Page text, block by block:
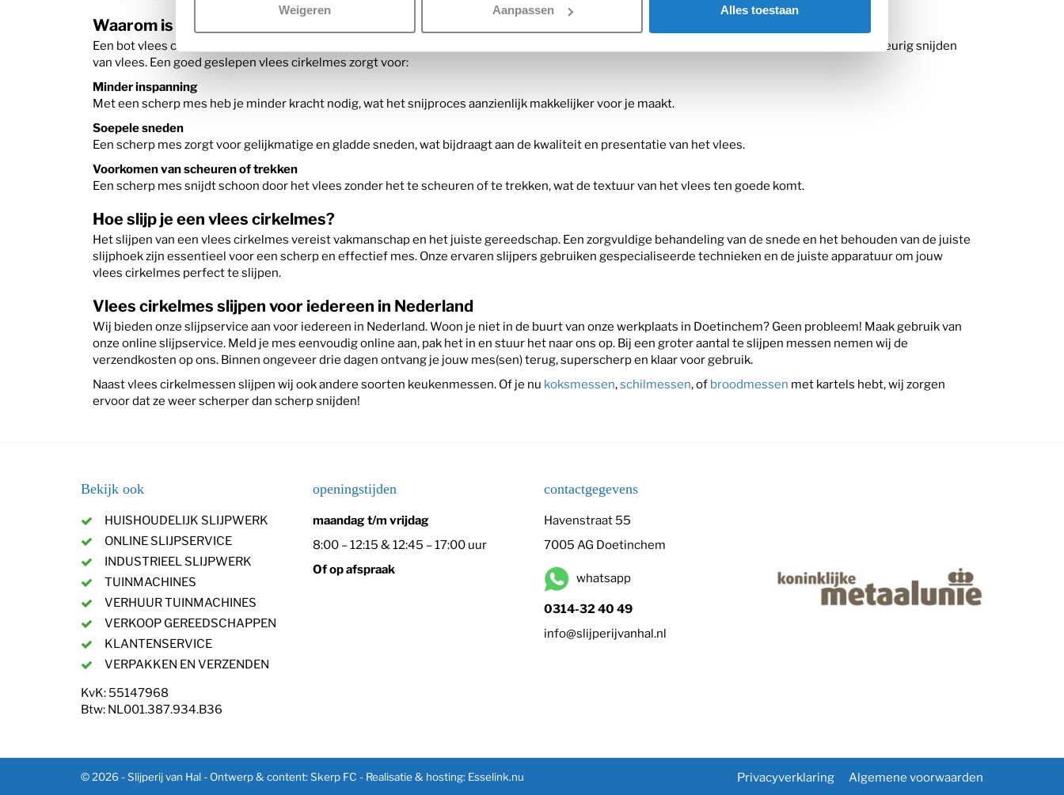
Weigeren Aanpassen Alles toestaan
Waarom is je vlees cirkelmes slijpen belangrijk?
Een bot vlees cirkelmes kan de efficiëntie en kwaliteit van je werk in de keuken beïnvloeden. Een scherp mes is cruciaal voor het snel en nauwkeurig snijden
van vlees. Een goed geslepen vlees cirkelmes zorgt voor:
Minder inspanning
Met een scherp mes heb je minder kracht nodig, wat het snijproces aanzienlijk makkelijker voor je maakt.
Soepele sneden
Een scherp mes zorgt voor gelijkmatige en gladde sneden, wat bijdraagt aan de kwaliteit en presentatie van het vlees.
Voorkomen van scheuren of trekken
Een scherp mes snijdt schoon door het vlees zonder het te scheuren of te trekken, wat de textuur van het vlees ten goede komt.
Hoe slijp je een vlees cirkelmes?
Het slijpen van een vlees cirkelmes vereist vakmanschap en het juiste gereedschap. Een zorgvuldige behandeling van de snede en het behouden van de juiste
slijphoek zijn essentieel voor een scherp en effectief mes. Onze ervaren slijpers gebruiken gespecialiseerde technieken en de juiste apparatuur om jouw
vlees cirkelmes perfect te slijpen.
Vlees cirkelmes slijpen voor iedereen in Nederland
Wij bieden onze slijpservice aan voor iedereen in Nederland. Woon je niet in de buurt van onze werkplaats in Doetinchem? Geen probleem! Maak gebruik van
onze online slijpservice. Meld je mes eenvoudig online aan, pak het in en stuur het naar ons op. Bij een groter aantal te slijpen messen nemen wij de
verzendkosten op ons. Binnen ongeveer drie dagen ontvang je jouw mes(sen) terug, superscherp en klaar voor gebruik.
Naast vlees cirkelmessen slijpen wij ook andere soorten keukenmessen. Of je nu koksmessen,schilmessen, of broodmessen met kartels hebt, wij zorgen
ervoor dat ze weer scherper dan scherp snijden!
Bekijk ook
HUISHOUDELIJK SLIJPWERK
ONLINE SLIJPSERVICE
INDUSTRIEEL SLIJPWERK
TUINMACHINES
VERHUUR TUINMACHINES
VERKOOP GEREEDSCHAPPEN
KLANTENSERVICE
VERPAKKEN EN VERZENDEN
KvK: 55147968
Btw: NL001.387.934.B36
openingstijden
maandag t/m vrijdag
8:00 – 12:15 & 12:45 – 17:00 uur
Of op afspraak
contactgegevens
Havenstraat 55
7005 AG Doetinchem
whatsapp
0314-32 40 49
info@slijperijvanhal.nl
© 2026 - Slijperij van Hal - Ontwerp & content: Skerp FC - Realisatie & hosting: Esselink.nu Privacyverklaring Algemene voorwaarden